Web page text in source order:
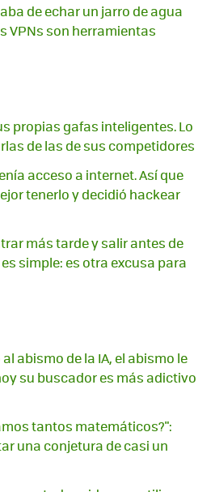
de echar un jarro de agua
VPNs son herramientas
propias gafas inteligentes. Lo
de las de sus competidores
acceso a internet. Así que
tenerlo y decidió hackear
más tarde y salir antes de
simple: es otra excusa para
abismo de la IA, el abismo le
su buscador es más adictivo
tantos matemáticos?":
una conjetura de casi un